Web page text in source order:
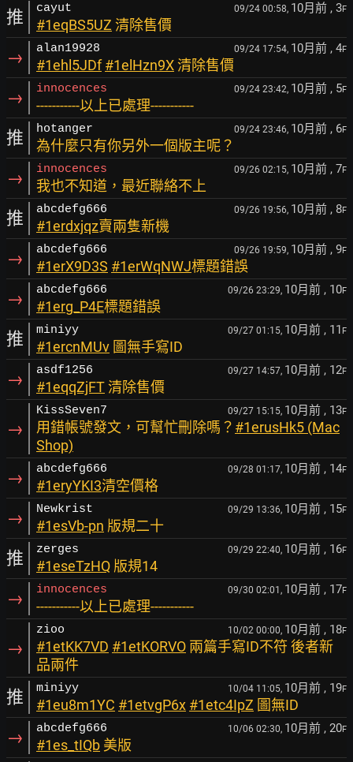
推 cayut 09/24 00:58, 10月前 , 3F
#1eqBS5UZ 清除售價
→ alan19928 09/24 17:54, 10月前 , 4F
#1ehl5JDf #1elHzn9X清除售價
→ innocences 09/24 23:42, 10月前 , 5F
-----------以上已處理-----------
推 hotanger 09/24 23:46, 10月前 , 6F
為什麼只有你另外一個版主呢？
→ innocences 09/26 02:15, 10月前 , 7F
我也不知道，最近聯絡不上
推 abcdefg666 09/26 19:56, 10月前 , 8F
#1erdxjqz賣兩隻新機
→ abcdefg666 09/26 19:59, 10月前 , 9F
#1erX9D3S #1erWqNWJ標題錯誤
→ abcdefg666 09/26 23:29, 10月前 , 10F
#1erg_P4E標題錯誤
推 miniyy 09/27 01:15, 10月前 , 11 F
#1ercnMUv 圖無手寫ID
→ asdf1256 09/27 14:57, 10月前 , 12F
#1eqqZjFT清除售價
→
KissSeven7 09/27 15:15, 10月前 , 13F
用錯帳號發文，可幫忙刪除嗎？ #1erusHk5 (Mac
Shop)
→ abcdefg666 09/28 01:17, 10月前 , 14F
#1eryYKI3清空價格
→ Newkrist 09/29 13:36, 10月前 , 15F
#1esVb-pn 版規二十
推 zerges 09/29 22:40, 10月前 , 16F
#1eseTzHQ 版規14
→ innocences 09/30 02:01, 10月前 , 17F
-----------以上已處理-----------
→
zioo 10/02 00:00, 10月前 , 18F
#1etKK7VD #1etKORVO 兩篇手寫ID不符 後者新
品兩件
推 miniyy 10/04 11:05, 10月前 , 19F
#1eu8m1YC #1etvgP6x #1etc4IpZ 圖無ID
→ abcdefg666 10/06 02:30, 10月前 , 20F
#1es_tIQb 美版